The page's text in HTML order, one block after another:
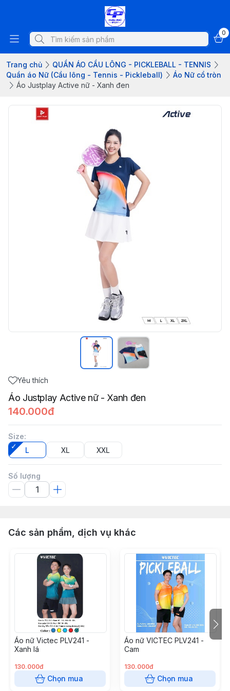
0
Trang chủ
QUẦN ÁO CẦU LÔNG - PICKLEBALL - TENNIS
Quần áo Nữ (Cầu lông - Tennis - Pickleball)
Áo Nữ cổ tròn
Áo Justplay Active nữ - Xanh đen
Yêu thích
Áo Justplay Active nữ - Xanh đen
140.000đ
Size:
L
XL XXL
Số lượng
Các sản phẩm, dịch vụ khác
Áo nữ Victec PLV241 -
Xanh lá
130.000đ
Chọn mua
Áo nữ VICTEC PLV241 -
Cam
130.000đ
Chọn mua